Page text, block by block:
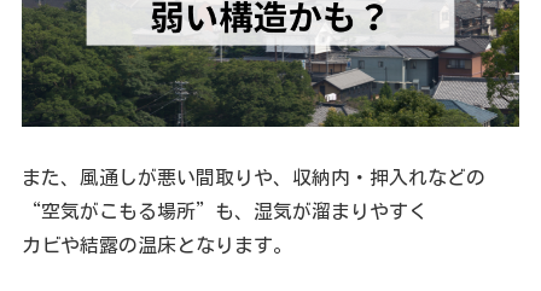
また、風通しが悪い間取りや、収納内・押入れなどの
“空気がこもる場所”も、湿気が溜まりやすく
カビや結露の温床となります。